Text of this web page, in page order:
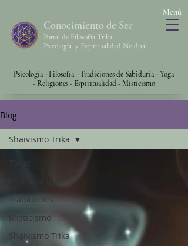
Conocimiento de Ser
Portal de Filosofía Trika,
Psicología y Espiritualidad No dual
Menú
Psicología - Filosofía - Tradiciones de Sabiduría - Yoga
- Religiones - Espiritualidad - Misticismo
Blog
Tradiciones
Misticismo
Shaivismo Trika
Shaivismo Trika